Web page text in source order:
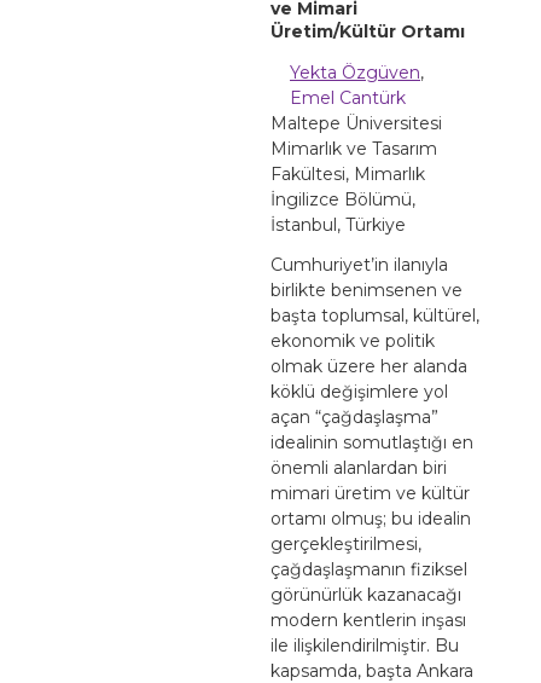
ve Mimari
Üretim/Kültür Ortamı
Yekta Özgüven,
Emel Cantürk
Maltepe Üniversitesi
Mimarlık ve Tasarım
Fakültesi, Mimarlık
İngilizce Bölümü,
İstanbul, Türkiye
Cumhuriyet’in ilanıyla
birlikte benimsenen ve
başta toplumsal, kültürel,
ekonomik ve politik
olmak üzere her alanda
köklü değişimlere yol
açan “çağdaşlaşma”
idealinin somutlaştığı en
önemli alanlardan biri
mimari üretim ve kültür
ortamı olmuş; bu idealin
gerçekleştirilmesi,
çağdaşlaşmanın fiziksel
görünürlük kazanacağı
modern kentlerin inşası
ile ilişkilendirilmiştir. Bu
kapsamda, başta Ankara